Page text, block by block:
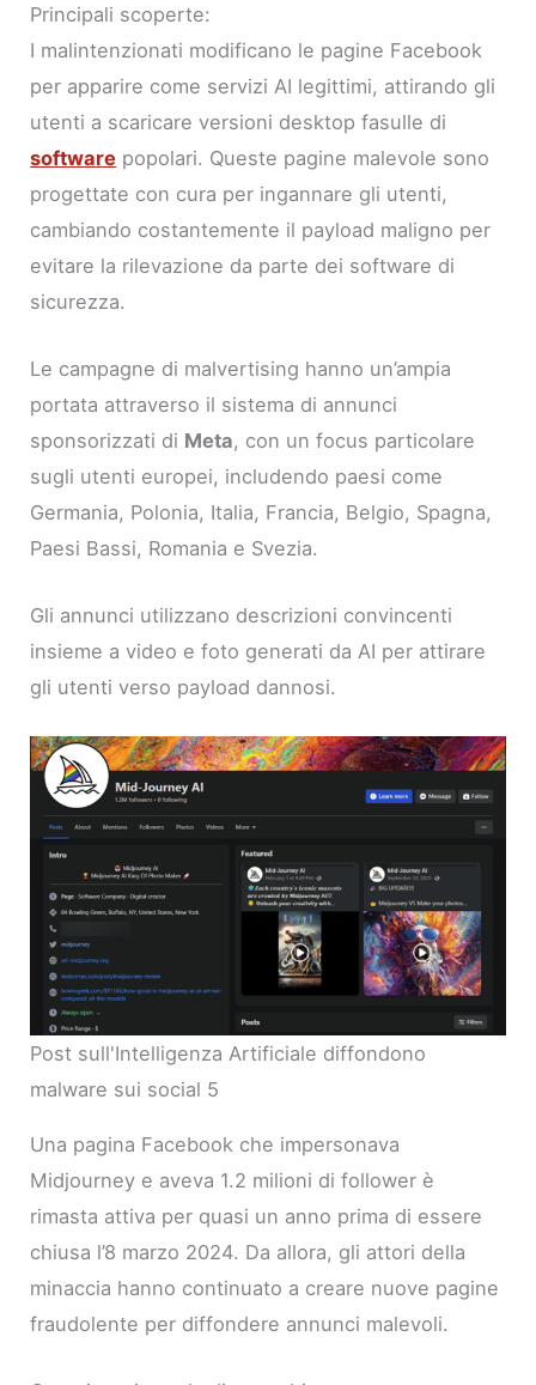
Principali scoperte:
I malintenzionati modificano le pagine Facebook
per apparire come servizi AI legittimi, attirando gli
utenti a scaricare versioni desktop fasulle di
software popolari. Queste pagine malevole sono
progettate con cura per ingannare gli utenti,
cambiando costantemente il payload maligno per
evitare la rilevazione da parte dei software di
sicurezza.
Le campagne di malvertising hanno un’ampia
portata attraverso il sistema di annunci
sponsorizzati di Meta, con un focus particolare
sugli utenti europei, includendo paesi come
Germania, Polonia, Italia, Francia, Belgio, Spagna,
Paesi Bassi, Romania e Svezia.
Gli annunci utilizzano descrizioni convincenti
insieme a video e foto generati da AI per attirare
gli utenti verso payload dannosi.
Post sull'Intelligenza Artificiale diffondono
malware sui social 5
Una pagina Facebook che impersonava
Midjourney e aveva 1.2 milioni di follower è
rimasta attiva per quasi un anno prima di essere
chiusa l’8 marzo 2024. Da allora, gli attori della
minaccia hanno continuato a creare nuove pagine
fraudolente per diffondere annunci malevoli.